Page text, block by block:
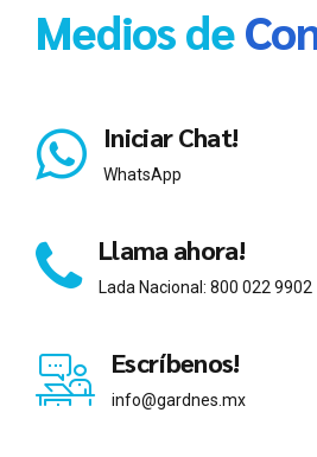
Medios de
Iniciar Chat!
WhatsApp
Llama ahora!
Lada Nacional: 800 022 9902
Escríbenos!
info@gardnes.mx